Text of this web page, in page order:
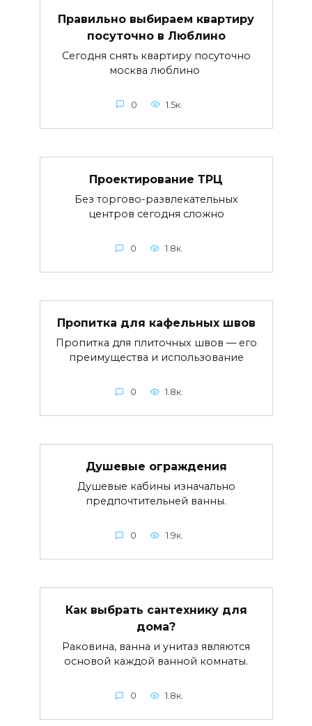
Правильно выбираем квартиру
посуточно в Люблино
Сегодня снять квартиру посуточно
москва люблино
0 1.5к.
Проектирование ТРЦ
Без торгово-развлекательных
центров сегодня сложно
0 1.8к.
Пропитка для кафельных швов
Пропитка для плиточных швов — его
преимущества и использование
0 1.8к.
Душевые ограждения
Душевые кабины изначально
предпочтительней ванны.
0 1.9к.
Как выбрать сантехнику для
дома?
Раковина, ванна и унитаз являются
основой каждой ванной комнаты.
0 1.8к.